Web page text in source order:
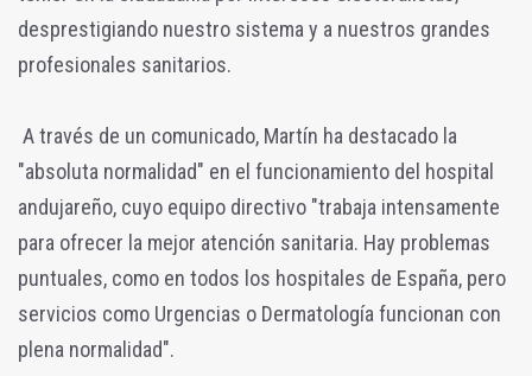
desprestigiando nuestro sistema y a nuestros grandes
profesionales sanitarios.
A través de un comunicado, Martín ha destacado la
"absoluta normalidad" en el funcionamiento del hospital
andujareño, cuyo equipo directivo "trabaja intensamente
para ofrecer la mejor atención sanitaria. Hay problemas
puntuales, como en todos los hospitales de España, pero
servicios como Urgencias o Dermatología funcionan con
plena normalidad".